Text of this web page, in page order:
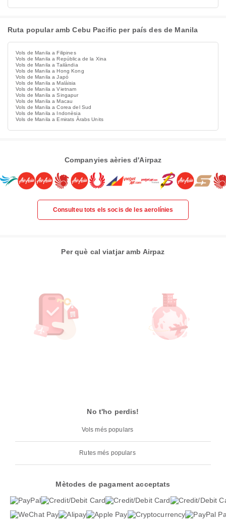
Ruta popular amb Cebu Pacific per país des de Manila
Vols de Manila a Filipines
Vols de Manila a República de la Xina
Vols de Manila a Tailàndia
Vols de Manila a Hong Kong
Vols de Manila a Japó
Vols de Manila a Malàisia
Vols de Manila a Vietnam
Vols de Manila a Singapur
Vols de Manila a Macau
Vols de Manila a Corea del Sud
Vols de Manila a Indonèsia
Vols de Manila a Emirats Àrabs Units
Companyies aèries d'Airpaz
Consulteu tots els socis de les aerolínies
Per què cal viatjar amb Airpaz
No t'ho perdis!
Vols més populars
Rutes més populars
Mètodes de pagament acceptats